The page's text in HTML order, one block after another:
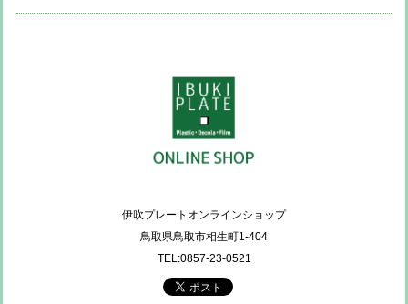
伊吹プレートオンラインショップ
鳥取県鳥取市相生町1-404
TEL:0857-23-0521